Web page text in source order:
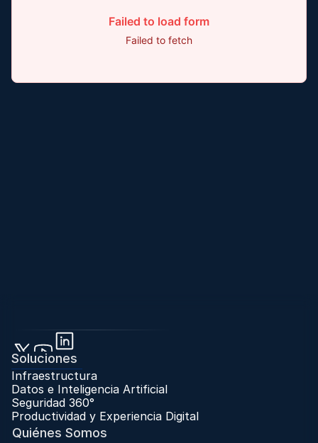
Soluciones
Infraestructura
Datos e Inteligencia Artificial
Seguridad 360°
Productividad y Experiencia Digital
Quiénes Somos